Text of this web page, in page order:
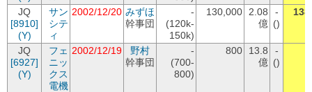
JQ
[8910]
(Y)
サン
シテ
ィ
2002/12/20 みずほ
幹事団
-
(120k-
150k)
130,000
2.08
億
-
()
JQ
[6927]
(Y)
フェ
ニッ
クス
電機
2002/12/19
野村
幹事団
-
(700-
800)
800
13.8
億
-
()